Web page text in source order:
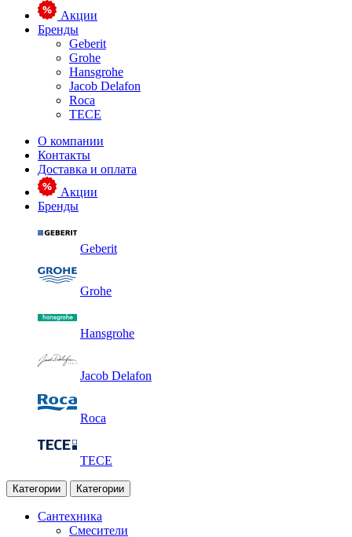
Акции
Бренды
Geberit
Grohe
Hansgrohe
Jacob Delafon
Roca
TECE
О компании
Контакты
Доставка и оплата
Акции
Бренды
Geberit
Grohe
Hansgrohe
Jacob Delafon
Roca
TECE
Категории Категории
Сантехника
Смесители